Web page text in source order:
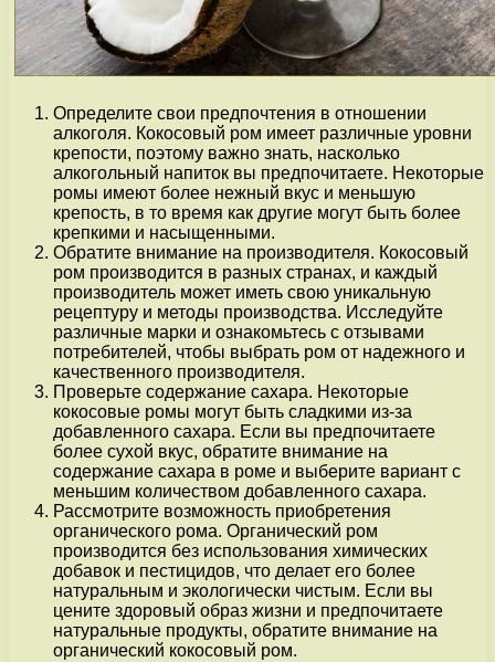
Определите свои предпочтения в отношении
алкоголя. Кокосовый ром имеет различные уровни
крепости, поэтому важно знать, насколько
алкогольный напиток вы предпочитаете. Некоторые
ромы имеют более нежный вкус и меньшую
крепость, в то время как другие могут быть более
крепкими и насыщенными.
Обратите внимание на производителя. Кокосовый
ром производится в разных странах, и каждый
производитель может иметь свою уникальную
рецептуру и методы производства. Исследуйте
различные марки и ознакомьтесь с отзывами
потребителей, чтобы выбрать ром от надежного и
качественного производителя.
Проверьте содержание сахара. Некоторые
кокосовые ромы могут быть сладкими из-за
добавленного сахара. Если вы предпочитаете
более сухой вкус, обратите внимание на
содержание сахара в роме и выберите вариант с
меньшим количеством добавленного сахара.
Рассмотрите возможность приобретения
органического рома. Органический ром
производится без использования химических
добавок и пестицидов, что делает его более
натуральным и экологически чистым. Если вы
цените здоровый образ жизни и предпочитаете
натуральные продукты, обратите внимание на
органический кокосовый ром.